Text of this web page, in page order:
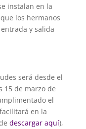
instalan en la
los hermanos
y salida
será desde el
15 de marzo de
el
en la
descargar aquí),